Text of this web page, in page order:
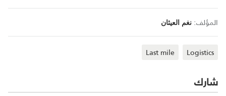
المؤلف: نغم العيثان
Logistics
Last mile
شارك